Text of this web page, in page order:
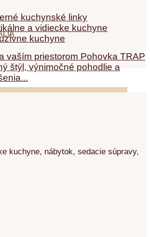
kuchynské linky
a vidiecke kuchyne
kuchyne
vaším priestorom Pohovka TRAP
štýl, výnimočné pohodlie a
kuchyne, nábytok, sedacie súpravy,